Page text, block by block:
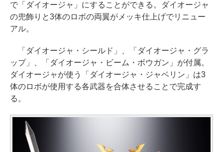
で「ダイオージャ」にすることができる。ダイオージャ
の兜飾りと3体のロボの両翼がメッキ仕上げでリニュー
アル。
「ダイオージャ・シールド」、「ダイオージャ・グラ
ップ」、「ダイオージャ・ビーム・ボウガン」が付属。
ダイオージャが使う「ダイオージャ・ジャベリン」は3
体のロボが使用する各武器を合体させることで完成す
る。